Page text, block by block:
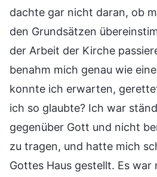
dachte gar nicht daran, ob
den Grundsätzen
der Arbeit der Kirche
benahm mich genau wie
konnte ich erwarten,
ich so glaubte? Ich war
gegenüber Gott und nicht
zu tragen, und hatte mich
Gottes Haus gestellt. Es